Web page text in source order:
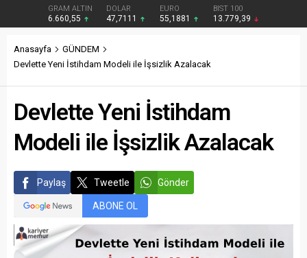
GRAM ALTIN
6.660,55
DOLAR
47,7111
EURO
55,1881
BIST 100
13.779,39
Anasayfa
GÜNDEM
Devlette Yeni İstihdam Modeli ile İşsizlik Azalacak
Devlette Yeni İstihdam
Modeli ile İşsizlik Azalacak
Paylaş Tweetle Gönder
ABONE OL